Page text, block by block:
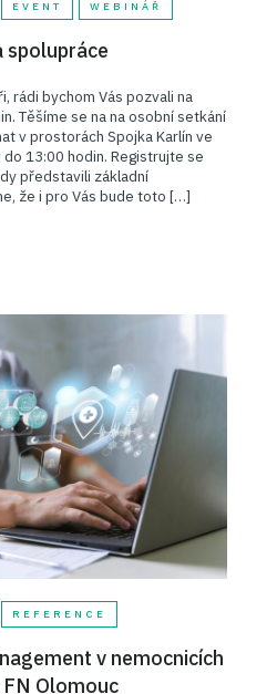
EVENT WEBINÁŘ
spolupráce
rádi bychom Vás pozvali na
Těšíme se na na osobní setkání
v prostorách Spojka Karlín ve
13:00 hodin. Registrujte se
představili základní
že i pro Vás bude toto […]
REFERENCE
v nemocnicích
Olomouc